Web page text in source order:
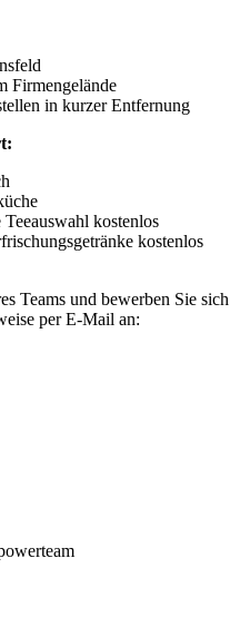
Firmengelände
in kurzer Entfernung
kostenlos
kostenlos
Teams und bewerben Sie sich
per E-Mail an: